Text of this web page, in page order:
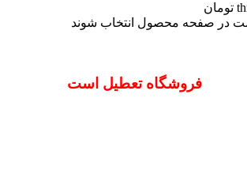
در صفحه محصول انتخاب شوند
فروشگاه تعطیل است